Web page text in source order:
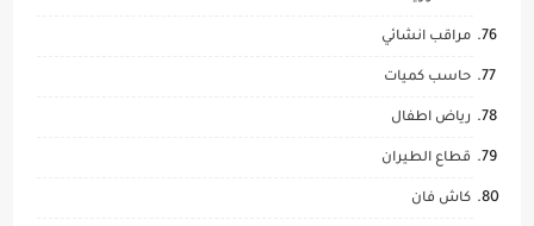
مراقب انشائي
حاسب كميات
رياض اطفال
قطاع الطيران
كاش فان